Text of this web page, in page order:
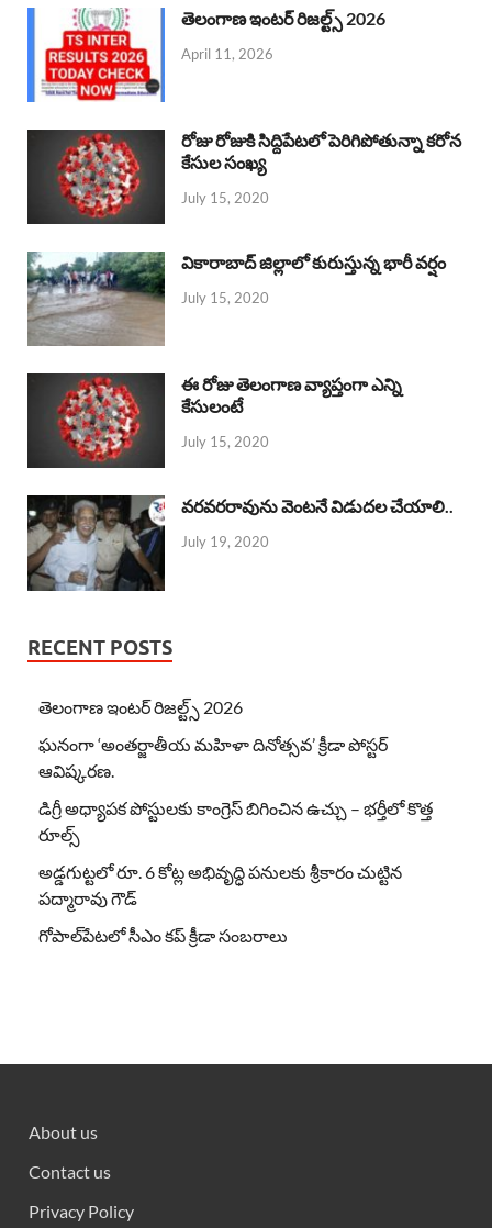
తెలంగాణ ఇంటర్ రిజల్ట్స్ 2026
April 11, 2026
రోజు రోజుకి సిద్దిపేటలో పెరిగిపోతున్నా కరోన
కేసుల సంఖ్య
July 15, 2020
వికారాబాద్ జిల్లాలో కురుస్తున్న భారీ వర్షం
July 15, 2020
ఈ రోజు తెలంగాణ వ్యాప్తంగా ఎన్ని
కేసులంటే
July 15, 2020
వరవరరావును వెంటనే విడుదల చేయాలి..
July 19, 2020
RECENT POSTS
తెలంగాణ ఇంటర్ రిజల్ట్స్ 2026
ఘనంగా ‘అంతర్జాతీయ మహిళా దినోత్సవ’ క్రీడా పోస్టర్
ఆవిష్కరణ.
డిగ్రీ అధ్యాపక పోస్టులకు కాంగ్రెస్ బిగించిన ఉచ్చు – భర్తీలో కొత్త
రూల్స్
అడ్డగుట్టలో రూ. 6 కోట్ల అభివృద్ధి పనులకు శ్రీకారం చుట్టిన
పద్మారావు గౌడ్
గోపాల్‌పేటలో సీఎం కప్ క్రీడా సంబరాలు
About us
Contact us
Privacy Policy